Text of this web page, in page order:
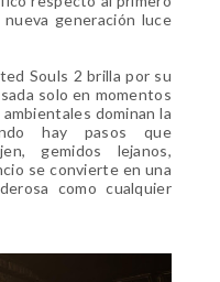
generación luce
Souls 2 brilla por su
solo en momentos
dominan la
hay pasos que
gemidos lejanos,
se convierte en una
como cualquier